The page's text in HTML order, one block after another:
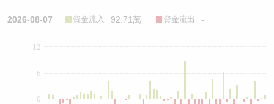
2026-08-07 資金流入 92.71萬 資金流出 -
0
12
6